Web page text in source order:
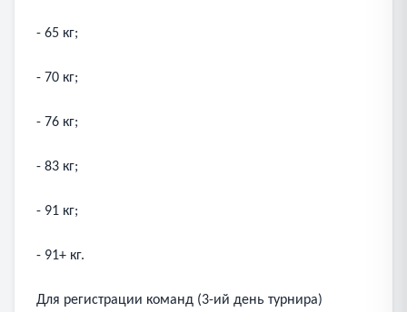
- 65 кг;
- 70 кг;
- 76 кг;
- 83 кг;
- 91 кг;
- 91+ кг.
Для регистрации команд (3-ий день турнира)